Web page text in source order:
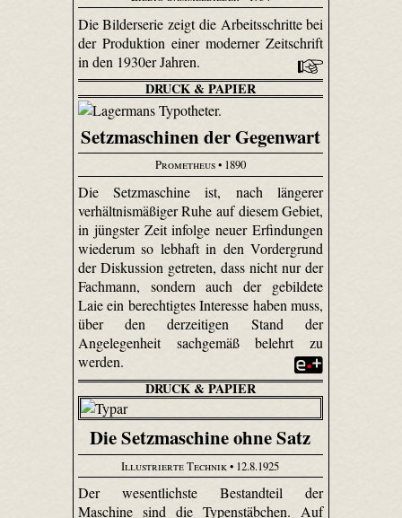
Die Bilderserie zeigt die Arbeitsschritte bei
der Produktion einer moderner Zeitschrift
in den 1930er Jahren.
DRUCK & PAPIER
Setzmaschinen der Gegenwart
Prometheus• 1890
Die Setzmaschine ist, nach längerer
verhältnismäßiger Ruhe auf diesem Gebiet,
in jüngster Zeit infolge neuer Erfindungen
wiederum so lebhaft in den Vordergrund
der Diskussion getreten, dass nicht nur der
Fachmann, sondern auch der gebildete
Laie ein berechtigtes Interesse haben muss,
über den derzeitigen Stand der
Angelegenheit sachgemäß belehrt zu
werden.
DRUCK & PAPIER
Die Setzmaschine ohne Satz
Illustrierte Technik• 12.8.1925
Der wesentlichste Bestandteil der
Maschine sind die Typenstäbchen. Auf